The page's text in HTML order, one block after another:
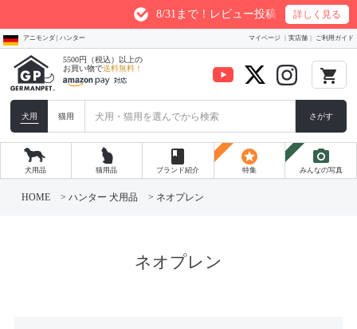
8/31まで！レビュー投稿1件につき最大200pt
詳しく見る
アニモンダ | ハンター マイページ 実店舗 ご利用ガイド
5500円（税込）以上の
お買い物で送料無料！ local_grocery_store
犬用 猫用 さがす
犬用品 猫用品
book
ブランド紹介
stars
特集
photo_camera
みんなの写真
HOME ハンター 犬用品 ネオプレン
ネオプレン